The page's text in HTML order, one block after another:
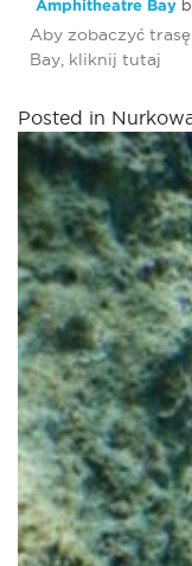
Amphitheatre Bay
Aby zobaczyć
Bay, kliknij tutaj
Posted in